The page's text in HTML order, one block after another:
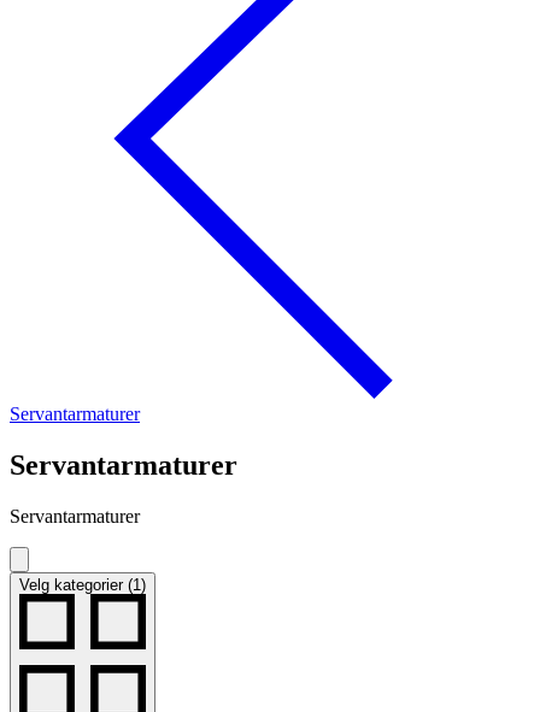
Servantarmaturer
Servantarmaturer
Servantarmaturer
Velg kategorier (1)